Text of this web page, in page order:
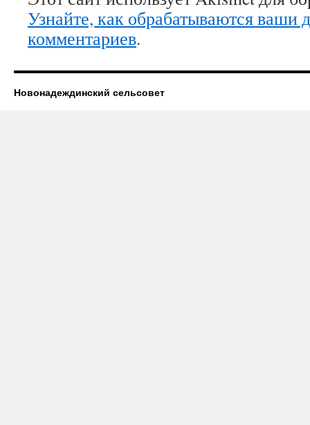
Узнайте, как обрабатываются ваши
комментариев.
Новонадеждинский сельсовет